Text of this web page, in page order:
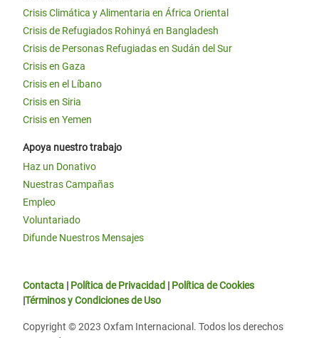
Crisis Climática y Alimentaria en África Oriental
Crisis de Refugiados Rohinyá en Bangladesh
Crisis de Personas Refugiadas en Sudán del Sur
Crisis en Gaza
Crisis en el Líbano
Crisis en Siria
Crisis en Yemen
Apoya nuestro trabajo
Haz un Donativo
Nuestras Campañas
Empleo
Voluntariado
Difunde Nuestros Mensajes
Contacta | Política de Privacidad | Política de Cookies
|Términos y Condiciones de Uso
Copyright © 2023 Oxfam Internacional. Todos los derechos